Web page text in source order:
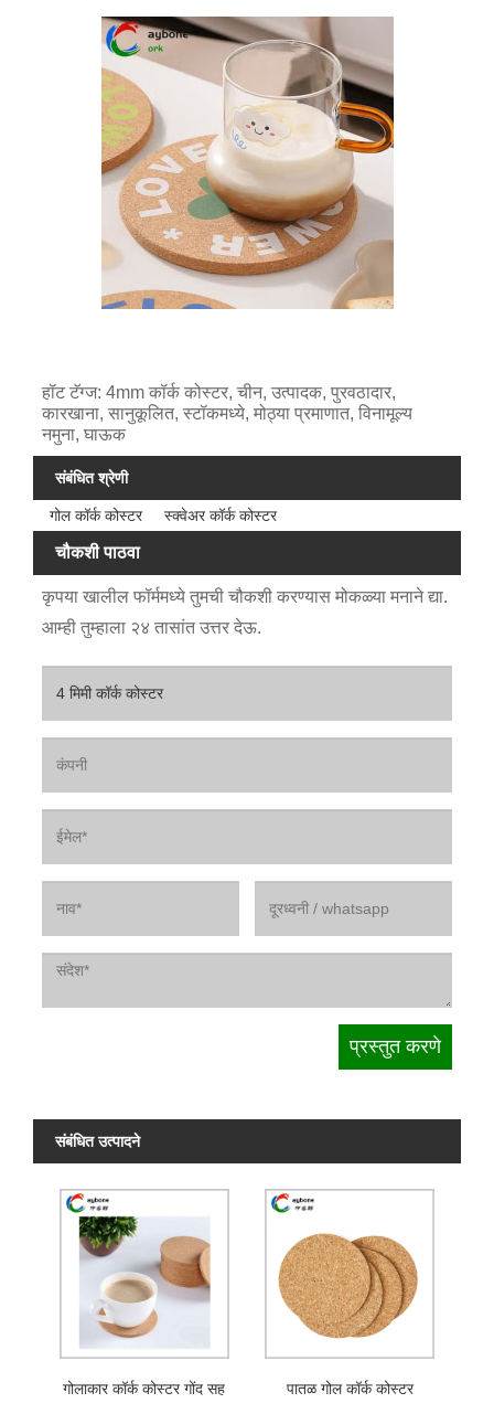
हॉट टॅग्ज: 4mm कॉर्क कोस्टर, चीन, उत्पादक, पुरवठादार,
कारखाना, सानुकूलित, स्टॉकमध्ये, मोठ्या प्रमाणात, विनामूल्य
नमुना, घाऊक
संबंधित श्रेणी
गोल कॉर्क कोस्टर स्क्वेअर कॉर्क कोस्टर
चौकशी पाठवा
कृपया खालील फॉर्ममध्ये तुमची चौकशी करण्यास मोकळ्या मनाने द्या.
आम्ही तुम्हाला २४ तासांत उत्तर देऊ.
संबंधित उत्पादने
गोलाकार कॉर्क कोस्टर गोंद सह पातळ गोल कॉर्क कोस्टर